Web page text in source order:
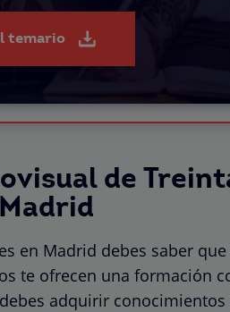
temario
de
en Madrid debes saber
te ofrecen una formación
adquirir